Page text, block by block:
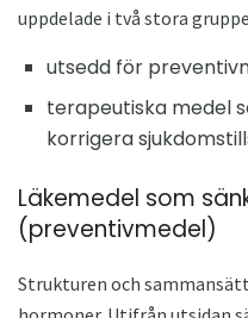
uppdelade i två stora
utsedd för
terapeutiska medel
korrigera
Läkemedel som
(preventivmedel)
Strukturen och